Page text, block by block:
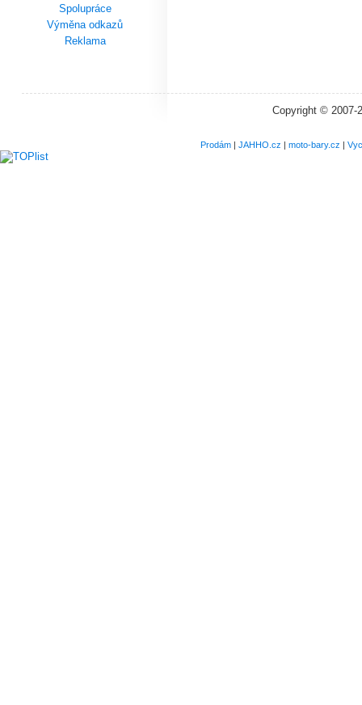
Spolupráce
Výměna odkazů
Reklama
Copyright © 2007-
Prodám| JAHHO.cz | moto-bary.cz |